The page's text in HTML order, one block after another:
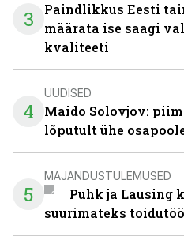
3
Paindlikkus Eesti
määrata ise saagi
kvaliteeti
4
UUDISED
Maido Solovjov:
lõputult ühe
5
MAJANDUSTULEMUSED
Puhk ja Lausing
suurimateks